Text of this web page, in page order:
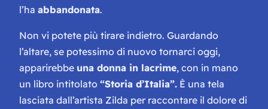
l’ha abbandonata.
Non vi potete più tirare indietro. Guardando
l’altare, se potessimo di nuovo tornarci oggi,
apparirebbe una donna in lacrime, con in mano
un libro intitolato “Storia d’Italia”. È una tela
lasciata dall’artista Zilda per raccontare il dolore di